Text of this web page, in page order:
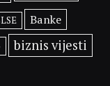
Banke
biznis vijesti